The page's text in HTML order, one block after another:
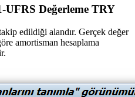
Değerleme TRY
edildiği alandır. Gerçek değer
amortisman hesaplama